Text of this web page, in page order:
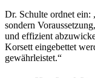
Dr. Schulte ordnet
sondern
und effizient
Korsett eingebettet
gewährleistet.“